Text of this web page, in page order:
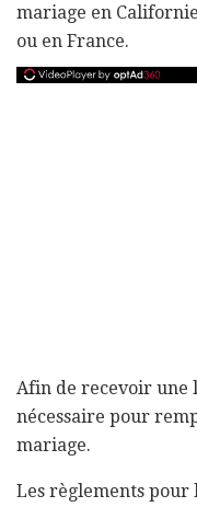
mariage en
ou en France.
Afin de recevoir une
nécessaire pour
mariage.
Les règlements